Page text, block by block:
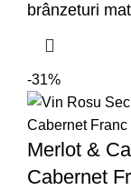
brânzeturi
-31%
Merlot &
Cabernet